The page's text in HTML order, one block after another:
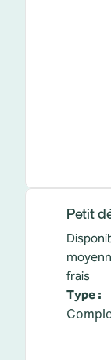
Petit
frais
Type :